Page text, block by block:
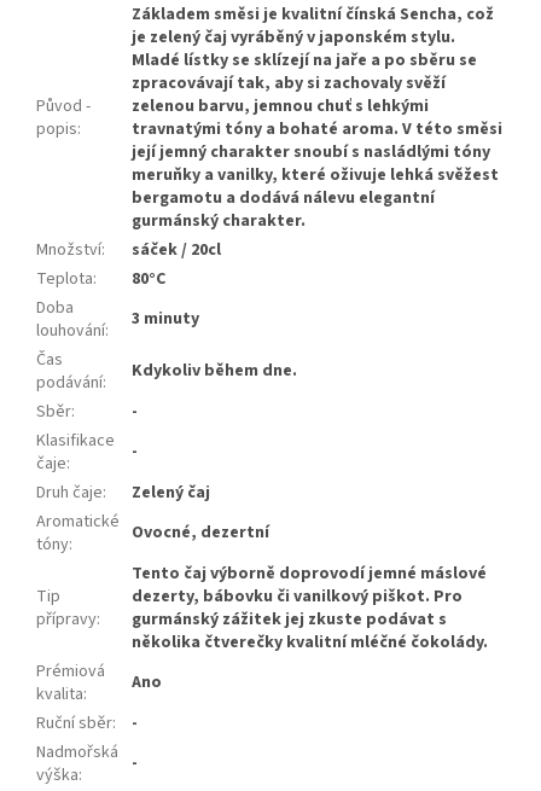
Původ -
popis:
Základem směsi je kvalitní čínská Sencha, což
je zelený čaj vyráběný v japonském stylu.
Mladé lístky se sklízejí na jaře a po sběru se
zpracovávají tak, aby si zachovaly svěží
zelenou barvu, jemnou chuť s lehkými
travnatými tóny a bohaté aroma. V této směsi
její jemný charakter snoubí s nasládlými tóny
meruňky a vanilky, které oživuje lehká svěžest
bergamotu a dodává nálevu elegantní
gurmánský charakter.
Množství:
sáček / 20cl
Teplota:
80°C
Doba
louhování:
3 minuty
Čas
podávání:
Kdykoliv během dne.
Sběr:
-
Klasifikace
čaje:
-
Druh čaje:
Zelený čaj
Aromatické
tóny: Ovocné, dezertní
Tip
přípravy:
Tento čaj výborně doprovodí jemné máslové
dezerty, bábovku či vanilkový piškot. Pro
gurmánský zážitek jej zkuste podávat s
několika čtverečky kvalitní mléčné čokolády.
Prémiová
kvalita:
Ano
Ruční sběr:
-
Nadmořská
výška:
-